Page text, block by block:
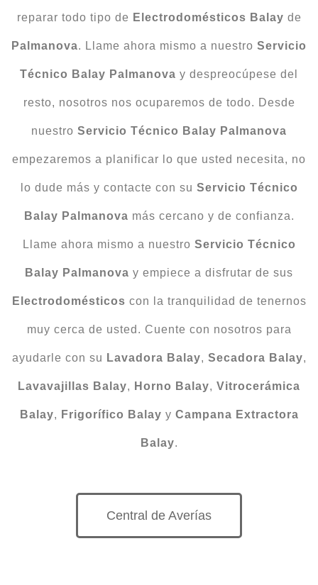
reparar todo tipo de Electrodomésticos Balay de
Palmanova. Llame ahora mismo a nuestro Servicio
Técnico Balay Palmanova y despreocúpese del
resto, nosotros nos ocuparemos de todo. Desde
nuestro Servicio Técnico Balay Palmanova
empezaremos a planificar lo que usted necesita, no
lo dude más y contacte con su Servicio Técnico
Balay Palmanova más cercano y de confianza.
Llame ahora mismo a nuestro Servicio Técnico
Balay Palmanova y empiece a disfrutar de sus
Electrodomésticos con la tranquilidad de tenernos
muy cerca de usted. Cuente con nosotros para
ayudarle con su Lavadora Balay, Secadora Balay,
Lavavajillas Balay, Horno Balay, Vitrocerámica
Balay, Frigorífico Balay y Campana Extractora
Balay.
Central de Averías